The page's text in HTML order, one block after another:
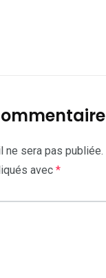
ne sera pas publiée.
avec *